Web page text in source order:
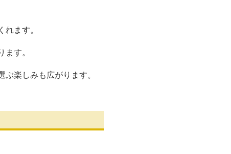
ます。
ます。
楽しみも広がります。